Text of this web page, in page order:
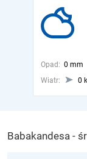
Opad: 0 mm
Wiatr:
0
Babakandesa -